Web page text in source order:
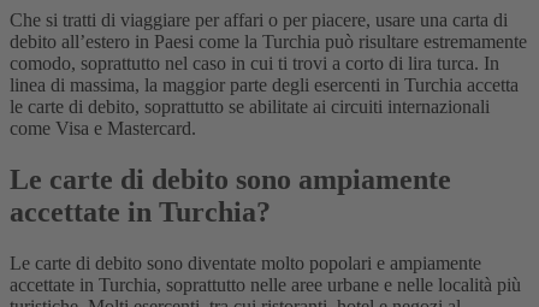
Che si tratti di viaggiare per affari o per piacere, usare una carta di
debito all’estero in Paesi come la Turchia può risultare estremamente
comodo, soprattutto nel caso in cui ti trovi a corto di lira turca. In
linea di massima, la maggior parte degli esercenti in Turchia accetta
le carte di debito, soprattutto se abilitate ai circuiti internazionali
come Visa e Mastercard.
Le carte di debito sono ampiamente
accettate in Turchia?
Le carte di debito sono diventate molto popolari e ampiamente
accettate in Turchia, soprattutto nelle aree urbane e nelle località più